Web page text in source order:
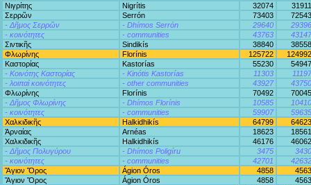
Νιγρίτης
Nigrítis 32074
31911
Σερρῶν
Serrón 73403
72543
- Δῆμος Σερρῶν
- Dhímos Serrón 29640
29396
- κοινότητες
- communities 43763
43147
Σιντικῆς
Sindikís 38840
38558
Φλωρίνης
Florínis 125722
124992
Καστορίας
Kastorías 55230
54947
- Κοινότης Καστορίας
- Kinótis Kastorías 11303
11197
- λοιπαὶ κοινότητες
- other communities 43927
43750
Φλωρίνης
Florínis 70492
70045
- Δῆμος Φλωρίνης
- Dhímos Florínis 10585
10410
- κοινότητες
- communities 59907
59635
Χαλκιδικῆς
Halkidhikís 64799
64623
Ἀρναίας
Arnéas 18623
18561
Χαλκιδικῆς
Halkidhikís 46176
46062
- Δῆμος Πολυγύρου
- Dhímos Poligíru 3475
3430
- κοινότητες
- communities 42701
42632
Ἅγιον Ὄρος
Ágion Óros 4858
4563
Ἅγιον Ὄρος
Ágion Óros 4858
4563